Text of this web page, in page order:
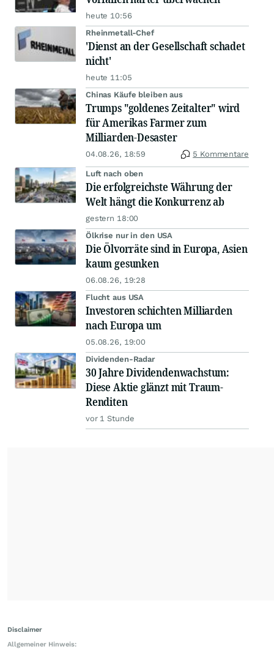
heute 10:56
Rheinmetall-Chef
'Dienst an der Gesellschaft schadet
nicht'
heute 11:05
Chinas Käufe bleiben aus
Trumps "goldenes Zeitalter" wird
für Amerikas Farmer zum
Milliarden-Desaster
04.08.26, 18:59 5 Kommentare
Luft nach oben
Die erfolgreichste Währung der
Welt hängt die Konkurrenz ab
gestern 18:00
Ölkrise nur in den USA
Die Ölvorräte sind in Europa, Asien
kaum gesunken
06.08.26, 19:28
Flucht aus USA
Investoren schichten Milliarden
nach Europa um
05.08.26, 19:00
Dividenden-Radar
30 Jahre Dividendenwachstum:
Diese Aktie glänzt mit Traum-
Renditen
vor 1 Stunde
Disclaimer
Allgemeiner Hinweis: